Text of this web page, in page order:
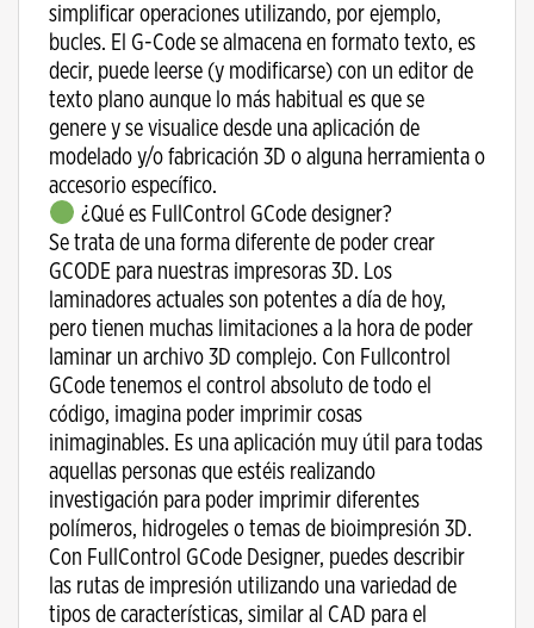
simplificar operaciones utilizando, por ejemplo,
bucles. El G-Code se almacena en formato texto, es
decir, puede leerse (y modificarse) con un editor de
texto plano aunque lo más habitual es que se
genere y se visualice desde una aplicación de
modelado y/o fabricación 3D o alguna herramienta o
accesorio específico.
¿Qué es FullControl GCode designer?
Se trata de una forma diferente de poder crear
GCODE para nuestras impresoras 3D. Los
laminadores actuales son potentes a día de hoy,
pero tienen muchas limitaciones a la hora de poder
laminar un archivo 3D complejo. Con Fullcontrol
GCode tenemos el control absoluto de todo el
código, imagina poder imprimir cosas
inimaginables. Es una aplicación muy útil para todas
aquellas personas que estéis realizando
investigación para poder imprimir diferentes
polímeros, hidrogeles o temas de bioimpresión 3D.
Con FullControl GCode Designer, puedes describir
las rutas de impresión utilizando una variedad de
tipos de características, similar al CAD para el